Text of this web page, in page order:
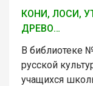
КОНИ, ЛОСИ,
ДРЕВО…
В библиотеке
русской
учащихся